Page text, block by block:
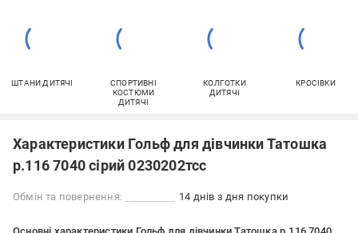
ШТАНИ ДИТЯЧІ
СПОРТИВНІ
КОСТЮМИ
ДИТЯЧІ
КОЛГОТКИ
ДИТЯЧІ
КРОСІВКИ
Характеристики Гольф для дівчинки Татошка
р.116 7040 сірий 0230202тсс
Обмін та повернення: 14 днів з дня покупки